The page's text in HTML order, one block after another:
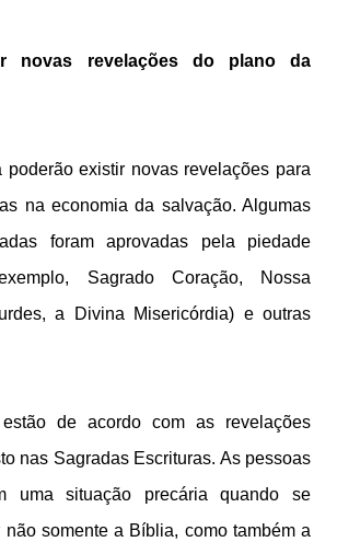
novas revelações do plano da
poderão existir novas revelações para
na economia da salvação. Algumas
foram aprovadas pela piedade
Sagrado Coração, Nossa
a Divina Misericórdia) e outras
de acordo com as revelações
nas Sagradas Escrituras. As pessoas
uma situação precária quando se
somente a Bíblia, como também a